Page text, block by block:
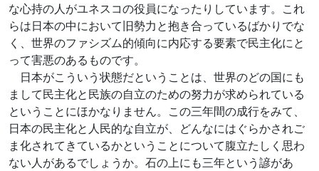
な心持の人がユネスコの役員になったりしています。これ
らは日本の中において旧勢力と抱き合っているばかりでな
く、世界のファシズム的傾向に内応する要素で民主化にと
って害悪のあるものです。
日本がこういう状態だということは、世界のどの国にも
まして民主化と民族の自立のための努力が求められている
ということにほかなりません。この三年間の成行をみて、
日本の民主化と人民的な自立が、どんなにはぐらかされご
ま化されてきているかということについて腹立たしく思わ
ない人があるでしょうか。石の上にも三年という諺があ